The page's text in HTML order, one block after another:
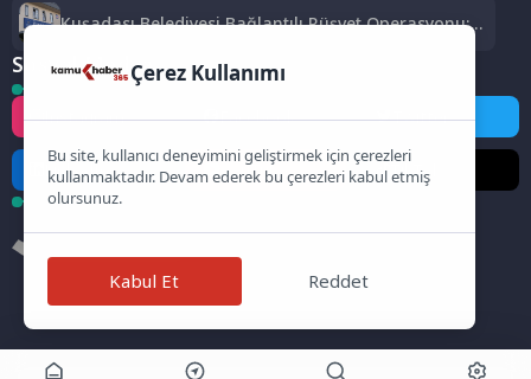
Kuşadası Belediyesi Bağlantılı Rüşvet Operasyonu:
Sosyal Medya
Instagram Facebook Twitter
LinkedIn YouTube TikTok
Çerez Kullanımı
Bu site, kullanıcı deneyimini geliştirmek için çerezleri
kullanmaktadır. Devam ederek bu çerezleri kabul etmiş
olursunuz.
Kabul Et Reddet